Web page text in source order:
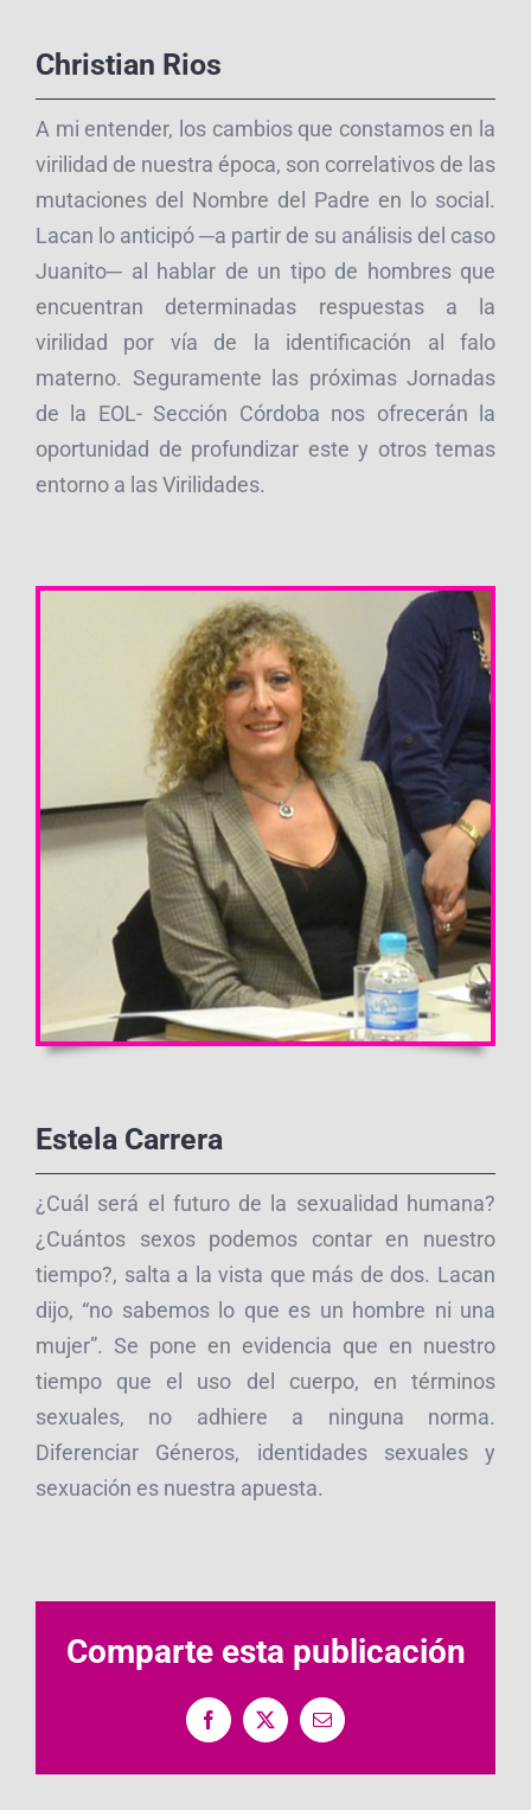
Christian Rios
A mi entender, los cambios que constamos en la
virilidad de nuestra época, son correlativos de las
mutaciones del Nombre del Padre en lo social.
Lacan lo anticipó ─a partir de su análisis del caso
Juanito─ al hablar de un tipo de hombres que
encuentran determinadas respuestas a la
virilidad por vía de la identificación al falo
materno. Seguramente las próximas Jornadas
de la EOL- Sección Córdoba nos ofrecerán la
oportunidad de profundizar este y otros temas
entorno a las Virilidades.
Estela Carrera
¿Cuál será el futuro de la sexualidad humana?
¿Cuántos sexos podemos contar en nuestro
tiempo?, salta a la vista que más de dos. Lacan
dijo, “no sabemos lo que es un hombre ni una
mujer”. Se pone en evidencia que en nuestro
tiempo que el uso del cuerpo, en términos
sexuales, no adhiere a ninguna norma.
Diferenciar Géneros, identidades sexuales y
sexuación es nuestra apuesta.
Comparte esta publicación
Facebook
X
Correo
electrónico